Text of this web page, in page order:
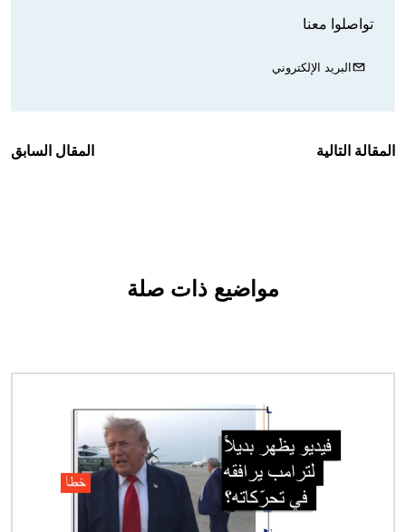
تواصلوا معنا
البريد الإلكتروني
المقالة التالية المقال السابق
مواضيع ذات صلة